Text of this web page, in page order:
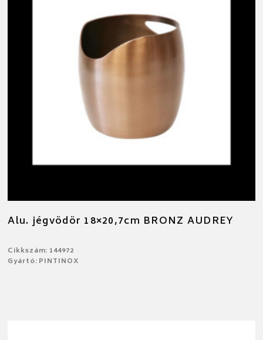
Alu. jégvödör 18×20,7cm BRONZ AUDREY
Cikkszám: 144972
Gyártó: PINTINOX